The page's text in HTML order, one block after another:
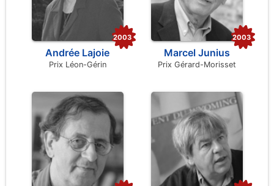
Andrée Lajoie
Prix Léon-Gérin
2003
Marcel Junius
Prix Gérard-Morisset
2003